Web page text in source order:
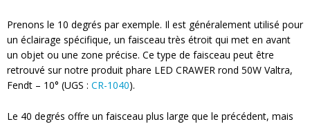
Prenons le 10 degrés par exemple. Il est généralement utilisé pour
un éclairage spécifique, un faisceau très étroit qui met en avant
un objet ou une zone précise. Ce type de faisceau peut être
retrouvé sur notre produit phare LED CRAWER rond 50W Valtra,
Fendt – 10° (UGS : CR-1040).
Le 40 degrés offre un faisceau plus large que le précédent, mais